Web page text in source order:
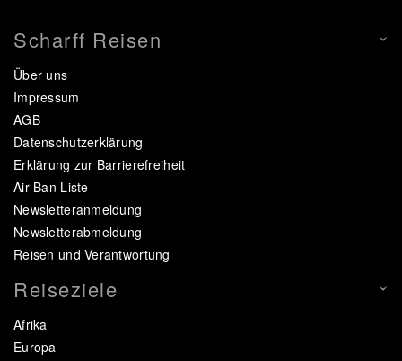
Scharff Reisen
Über uns
Impressum
AGB
Datenschutzerklärung
Erklärung zur Barrierefreiheit
Air Ban Liste
Newsletteranmeldung
Newsletterabmeldung
Reisen und Verantwortung
Reiseziele
Afrika
Europa